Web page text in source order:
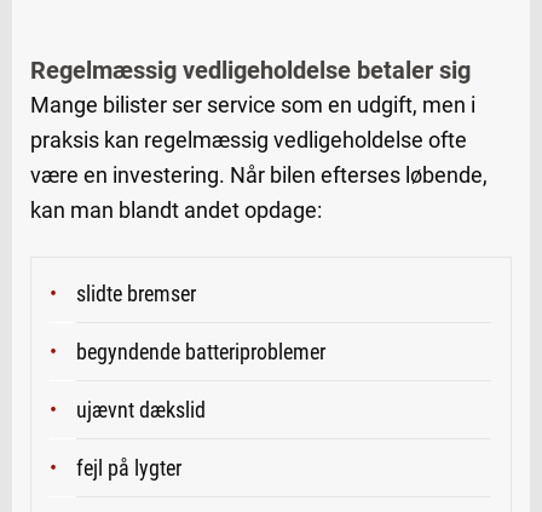
Regelmæssig vedligeholdelse betaler sig
Mange bilister ser service som en udgift, men i
praksis kan regelmæssig vedligeholdelse ofte
være en investering. Når bilen efterses løbende,
kan man blandt andet opdage:
slidte bremser
begyndende batteriproblemer
ujævnt dækslid
fejl på lygter